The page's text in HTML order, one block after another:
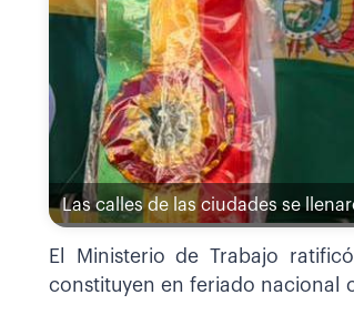
Las calles de las ciudades se
El Ministerio de Trabajo
constituyen en feriado nacional